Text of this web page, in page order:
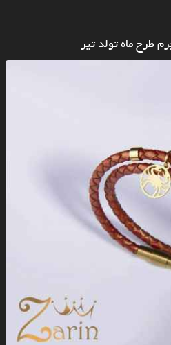
طرح ماه تولد تیر